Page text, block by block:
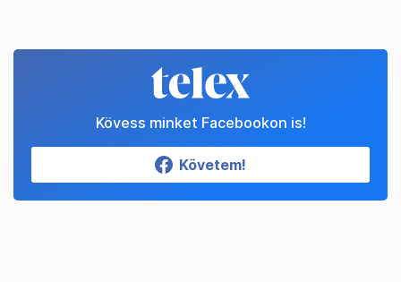
Kövess minket Facebookon is!
Követem!